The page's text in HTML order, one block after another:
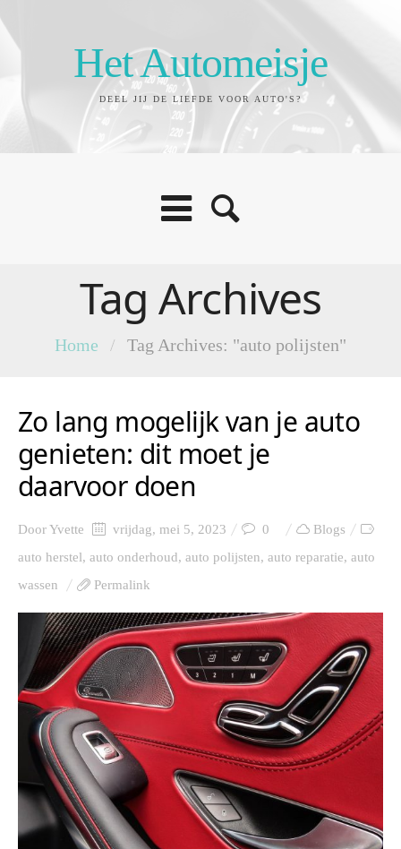
Het Automeisje
DEEL JIJ DE LIEFDE VOOR AUTO'S?
Tag Archives
Home / Tag Archives: "auto polijsten"
Zo lang mogelijk van je auto
genieten: dit moet je
daarvoor doen
DoorYvette vrijdag, mei 5, 2023 0
Blogs
auto herstel, auto onderhoud, auto polijsten, auto reparatie, auto
wassen
Permalink